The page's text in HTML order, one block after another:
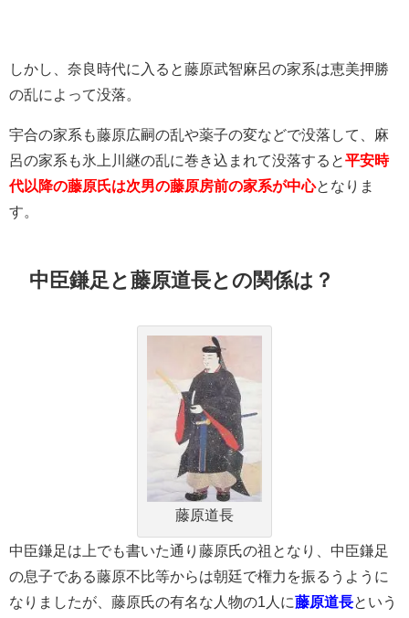
しかし、奈良時代に入ると藤原武智麻呂の家系は恵美押勝
の乱によって没落。
宇合の家系も藤原広嗣の乱や薬子の変などで没落して、麻
呂の家系も氷上川継の乱に巻き込まれて没落すると平安時
代以降の藤原氏は次男の藤原房前の家系が中心となりま
す。
中臣鎌足と藤原道長との関係は？
藤原道長
中臣鎌足は上でも書いた通り藤原氏の祖となり、中臣鎌足
の息子である藤原不比等からは朝廷で権力を振るうように
なりましたが、藤原氏の有名な人物の1人に藤原道長という